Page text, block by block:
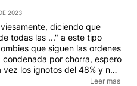
2023
diciendo que
todas las ..." a este tipo
que siguen las ordenes
por chorra, espero
los ignotos del 48% y no
Leer mas